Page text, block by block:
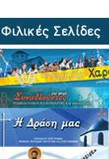
Φιλικές Σελίδες